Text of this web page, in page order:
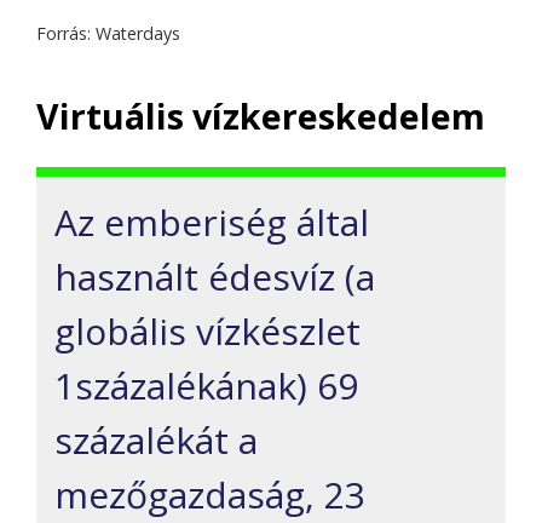
Forrás: Waterdays
Virtuális vízkereskedelem
Az emberiség által
használt édesvíz (a
globális vízkészlet
1százalékának) 69
százalékát a
mezőgazdaság, 23